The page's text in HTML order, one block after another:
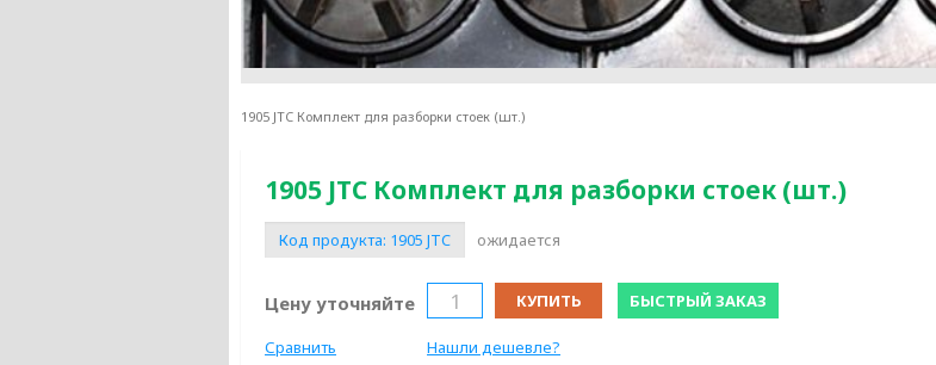
1905 JTC Комплект для разборки стоек (шт.)
1905 JTC Комплект для разборки стоек (шт.)
Код продукта: 1905 JTC ожидается
Цену уточняйте КУПИТЬ БЫСТРЫЙ ЗАКАЗ
Сравнить Нашли дешевле?